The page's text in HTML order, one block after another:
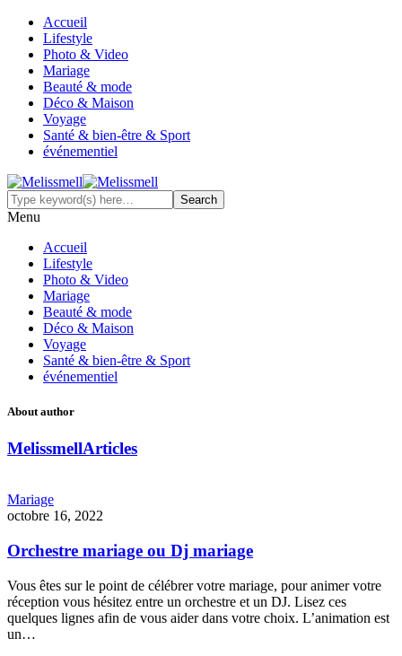
Accueil
Lifestyle
Photo & Video
Mariage
Beauté & mode
Déco & Maison
Voyage
Santé & bien-être & Sport
événementiel
Menu
Accueil
Lifestyle
Photo & Video
Mariage
Beauté & mode
Déco & Maison
Voyage
Santé & bien-être & Sport
événementiel
About author
MelissmellArticles
Mariage
octobre 16, 2022
Orchestre mariage ou Dj mariage
Vous êtes sur le point de célébrer votre mariage, pour animer votre
réception vous hésitez entre un orchestre et un DJ. Lisez ces
quelques lignes afin de vous aider dans votre choix. L’animation est
un…